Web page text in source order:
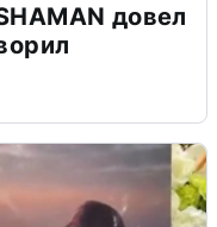
довел